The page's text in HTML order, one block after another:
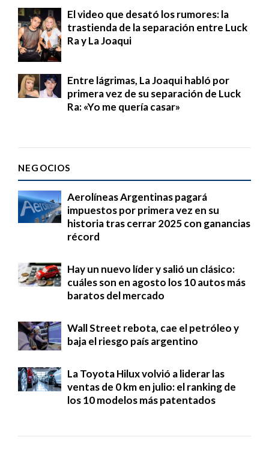
El video que desató los rumores: la
trastienda de la separación entre Luck
Ra y La Joaqui
Entre lágrimas, La Joaqui habló por
primera vez de su separación de Luck
Ra: «Yo me quería casar»
NEGOCIOS
Aerolíneas Argentinas pagará
impuestos por primera vez en su
historia tras cerrar 2025 con ganancias
récord
Hay un nuevo líder y salió un clásico:
cuáles son en agosto los 10 autos más
baratos del mercado
Wall Street rebota, cae el petróleo y
baja el riesgo país argentino
La Toyota Hilux volvió a liderar las
ventas de 0 km en julio: el ranking de
los 10 modelos más patentados